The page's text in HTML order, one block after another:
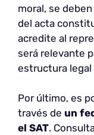
moral, se
del acta
acredite al
será relevante
estructura legal
Por último, es
través de un
el SAT.